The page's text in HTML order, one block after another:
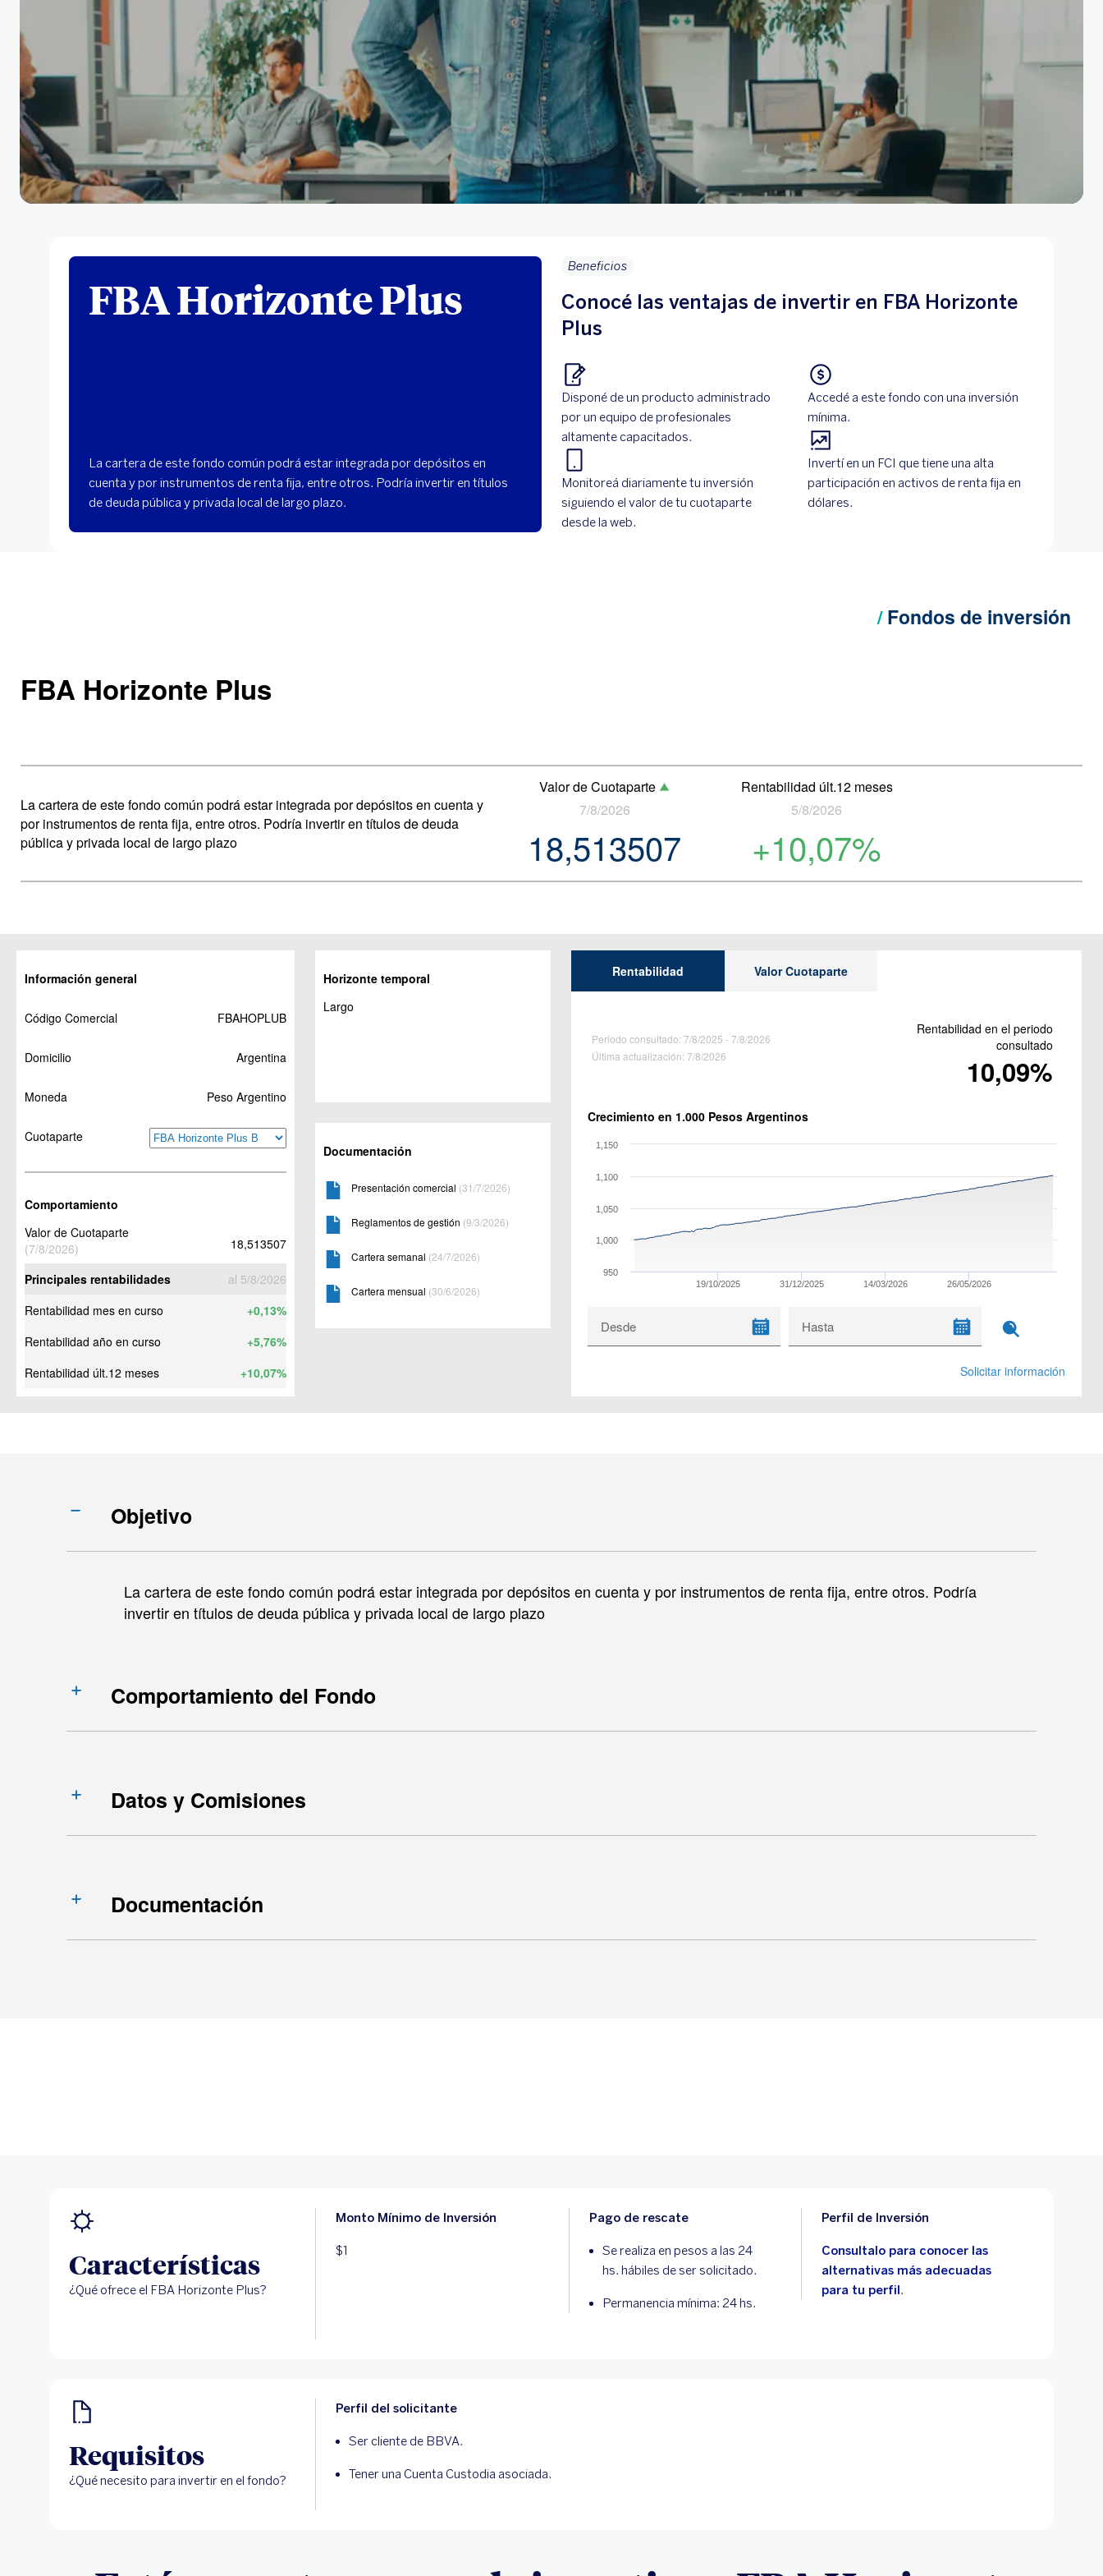
FBA Horizonte Plus
La cartera de este fondo común podrá estar integrada por depósitos en
cuenta y por instrumentos de renta fija, entre otros. Podría invertir en títulos
de deuda pública y privada local de largo plazo.
Beneficios
Conocé las ventajas de invertir en FBA Horizonte
Plus
Disponé de un producto administrado
por un equipo de profesionales
altamente capacitados.
Monitoreá diariamente tu inversión
siguiendo el valor de tu cuotaparte
desde la web.
Accedé a este fondo con una inversión
mínima.
Invertí en un FCI que tiene una alta
participación en activos de renta fija en
dólares.
Características
¿Qué ofrece el FBA Horizonte Plus?
Monto Mínimo de Inversión
$1
Pago de rescate
Se realiza en pesos a las 24
hs. hábiles de ser solicitado.
Permanencia mínima: 24 hs.
Perfil de Inversión
Consultalo para conocer las
alternativas más adecuadas
para tu perfil.
Requisitos
¿Qué necesito para invertir en el fondo?
Perfil del solicitante
Ser cliente de BBVA.
Tener una Cuenta Custodia asociada.